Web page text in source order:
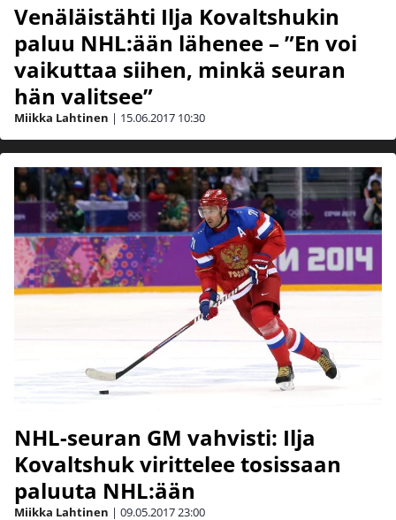
Venäläistähti Ilja Kovaltshukin
paluu NHL:ään lähenee – ”En voi
vaikuttaa siihen, minkä seuran
hän valitsee”
Miikka Lahtinen | 15.06.2017 10:30
NHL-seuran GM vahvisti: Ilja
Kovaltshuk virittelee tosissaan
paluuta NHL:ään
Miikka Lahtinen | 09.05.201723:00